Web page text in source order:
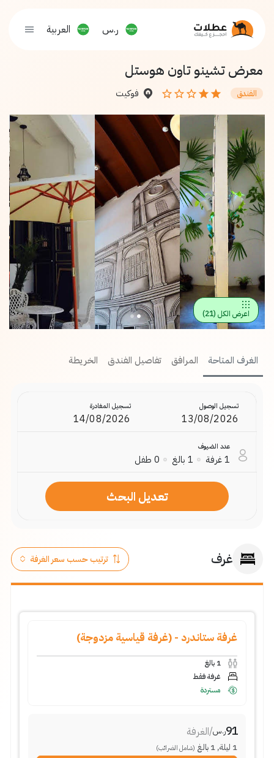
ر.س العربية
معرض تشينو تاون هوستل
الفندق فوكيت
اعرض الكل (
21
)
الغرف المتاحة المرافق تفاصيل الفندق الخريطة
تسجيل الوصول تسجيل المغادرة
عدد الضيوف
1غرفة 1 بالغ 0 طفل
تعديل البحث
غرف
غرفة ستاندرد - (غرفة قياسية مزدوجة)
1 بالغ
غرفة فقط
مستردة
91ر.س/الغرفة
1 ليلة,
1 بالغ (شامل الضرائب)